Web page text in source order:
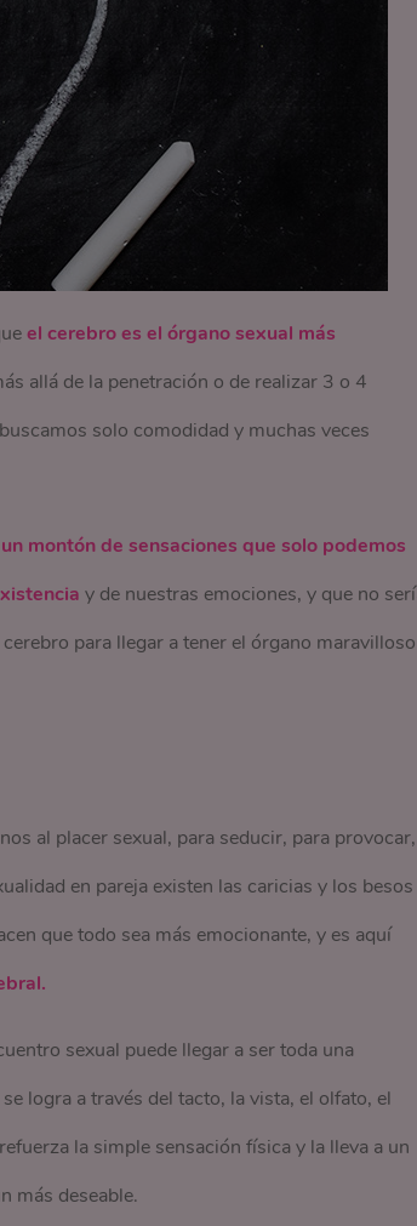
el cerebro es el órgano sexual más
allá de la penetración o de realizar 3 o 4
solo comodidad y muchas veces
montón de sensaciones que solo podemos
y de nuestras emociones, y que no
para llegar a tener el órgano
al placer sexual, para seducir, para provocar,
en pareja existen las caricias y los besos
que todo sea más emocionante, y es aquí
sexual puede llegar a ser toda una
logra a través del tacto, la vista, el olfato, el
la simple sensación física y la lleva a un
más deseable.